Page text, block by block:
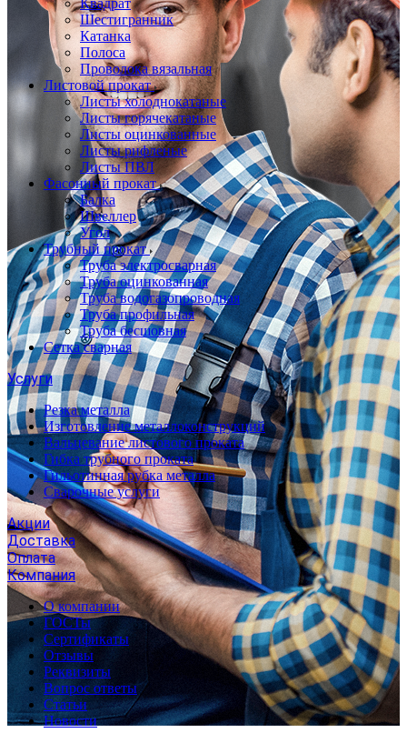
Квадрат
Шестигранник
Катанка
Полоса
Проволока вязальная
Листовой прокат
Листы холоднокатаные
Листы горячекатаные
Листы оцинкованные
Листы рифленые
Листы ПВЛ
Фасонный прокат
Балка
Швеллер
Угол
Трубный прокат
Труба электросварная
Труба оцинкованная
Труба водогазопроводная
Труба профильная
Труба бесшовная
Сетка сварная
Услуги
Резка металла
Изготовление металлоконструкций
Вальцевание листового проката
Гибка трубного проката
Гильотинная рубка металла
Сварочные услуги
Акции
Доставка
Оплата
Компания
О компании
ГОСТы
Сертификаты
Отзывы
Реквизиты
Вопрос ответы
Статьи
Новости